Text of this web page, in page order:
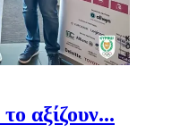
αξίζουν...